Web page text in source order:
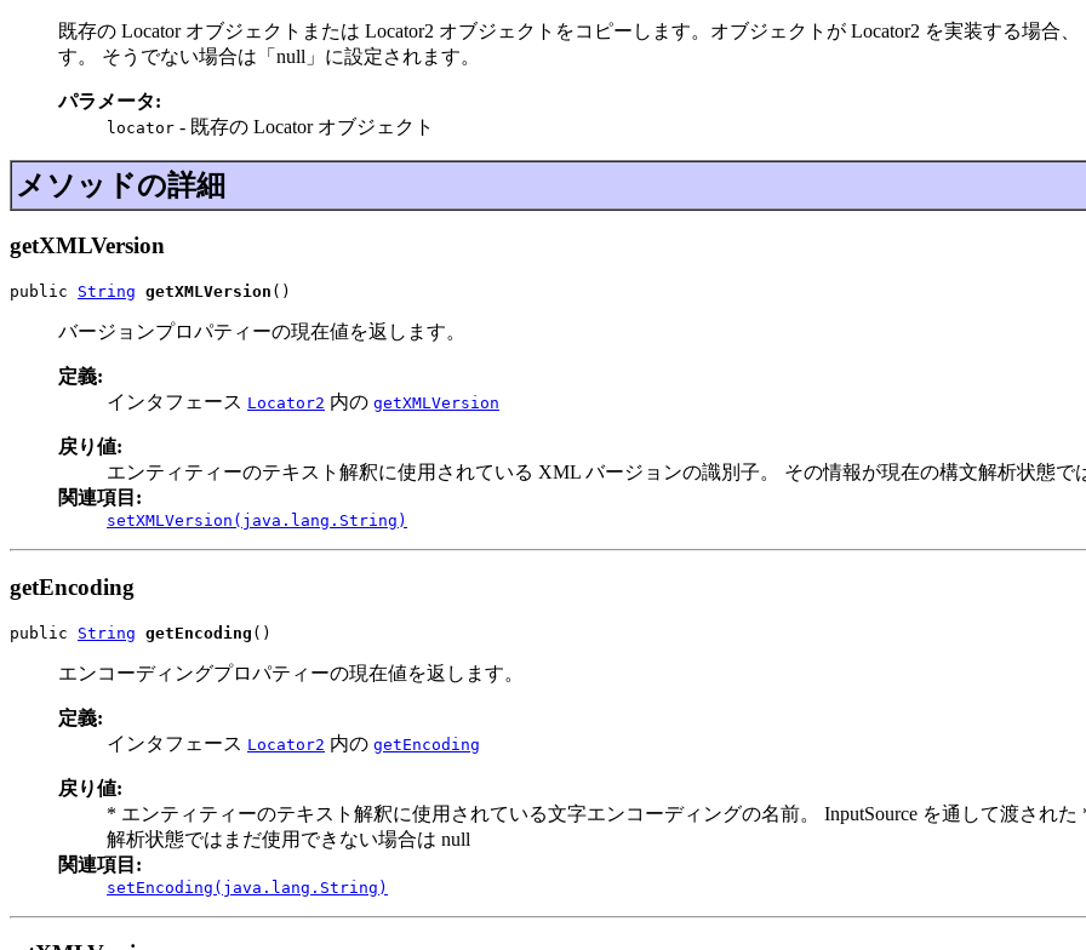
既存の Locator オブジェクトまたは Locator2 オブジェクトをコピーします。オブジェクトが Locator2 を実装する場合
す。 そうでない場合は「null」に設定されます。
パラメータ:
locator - 既存の Locator オブジェクト
メソッドの詳細
getXMLVersion
public String getXMLVersion ()
バージョンプロパティーの現在値を返します。
定義:
インタフェース Locator2 内の getXMLVersion
戻り値:
エンティティーのテキスト解釈に使用されている XML バージョンの識別子。 その情報が現在の構文解析状態で
関連項目:
setXMLVersion(java.lang.String)
getEncoding
public String getEncoding ()
エンコーディングプロパティーの現在値を返します。
定義:
インタフェース Locator2 内の getEncoding
戻り値:
* エンティティーのテキスト解釈に使用されている文字エンコーディングの名前。 InputSource を通して渡され
解析状態ではまだ使用できない場合は null
関連項目:
setEncoding(java.lang.String)